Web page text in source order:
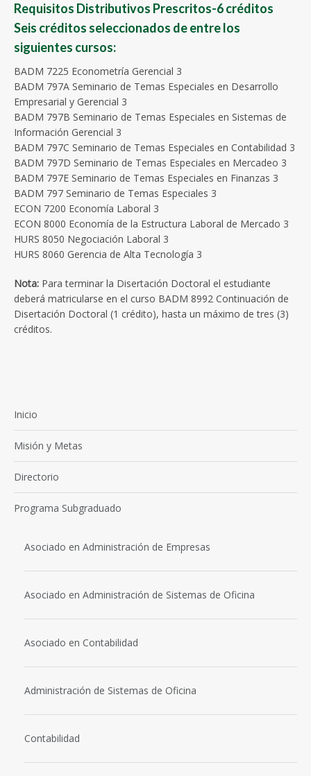
Requisitos Distributivos Prescritos-6 créditos
Seis créditos seleccionados de entre los
siguientes cursos:
BADM 7225 Econometría Gerencial 3
BADM 797A Seminario de Temas Especiales en Desarrollo
Empresarial y Gerencial 3
BADM 797B Seminario de Temas Especiales en Sistemas de
Información Gerencial 3
BADM 797C Seminario de Temas Especiales en Contabilidad 3
BADM 797D Seminario de Temas Especiales en Mercadeo 3
BADM 797E Seminario de Temas Especiales en Finanzas 3
BADM 797 Seminario de Temas Especiales 3
ECON 7200 Economía Laboral 3
ECON 8000 Economía de la Estructura Laboral de Mercado 3
HURS 8050 Negociación Laboral 3
HURS 8060 Gerencia de Alta Tecnología 3
Nota: Para terminar la Disertación Doctoral el estudiante
deberá matricularse en el curso BADM 8992 Continuación de
Disertación Doctoral (1 crédito), hasta un máximo de tres (3)
créditos.
Inicio
Misión y Metas
Directorio
Programa Subgraduado
Asociado en Administración de Empresas
Asociado en Administración de Sistemas de Oficina
Asociado en Contabilidad
Administración de Sistemas de Oficina
Contabilidad